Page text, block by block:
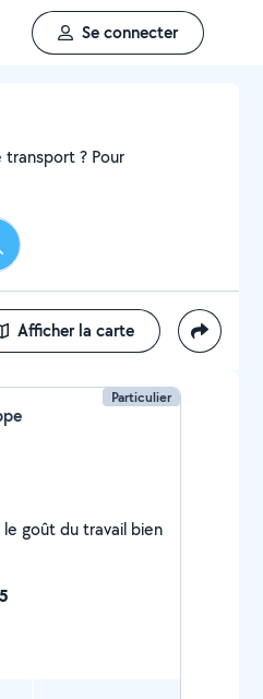
Se connecter
transport ? Pour
Afficher la carte
Particulier
bien